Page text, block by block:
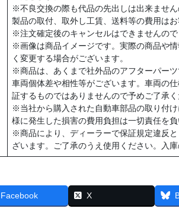
※不良交換の際も代品の先出しは出来ません
製品の取付、取外し工賃、送料等の費用はお
※注文確定後のキャンセルはできませんの
※画像は商品イメージです。実際の商品や
く変更する場合がございます。
※商品は、あくまで社外品のアフターパー
車両個体差や相性等がございます。車両の
証するものではありませんので予めご了承
※当社から購入された自動車部品の取り付
様に発生した損害の費用負担は一切責任を
※商品により、ディーラーで保証規定違反
ざいます。ご了承のうえ使用ください。入
Facebook X